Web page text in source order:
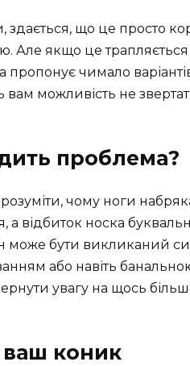
здається, що це просто
Але якщо це
чимало
можливість не
проблема?
чому ноги
а відбиток носка
може бути викликаний
або навіть
увагу на щось
коник